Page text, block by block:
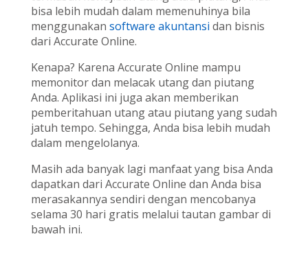
bisa lebih mudah dalam memenuhinya bila
menggunakan software akuntansi dan bisnis
dari Accurate Online.
Kenapa? Karena Accurate Online mampu
memonitor dan melacak utang dan piutang
Anda. Aplikasi ini juga akan memberikan
pemberitahuan utang atau piutang yang sudah
jatuh tempo. Sehingga, Anda bisa lebih mudah
dalam mengelolanya.
Masih ada banyak lagi manfaat yang bisa Anda
dapatkan dari Accurate Online dan Anda bisa
merasakannya sendiri dengan mencobanya
selama 30 hari gratis melalui tautan gambar di
bawah ini.